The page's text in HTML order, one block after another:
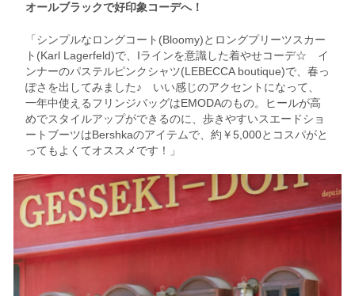
オールブラックで好印象コーデへ！
「シンプルなロングコート(Bloomy)とロングプリーツスカー
ト(Karl Lagerfeld)で、Iラインを意識した着やせコーデ☆ イ
ンナーのパステルピンクシャツ(LEBECCA boutique)で、春っ
ぽさを出してみました♪ いい感じのアクセントになって、
一年中使えるフリンジバッグはEMODAのもの。ヒールが高
めでスタイルアップができるのに、歩きやすいスエードショ
ートブーツはBershkaのアイテムで、約￥5,000とコスパがと
ってもよくてオススメです！」